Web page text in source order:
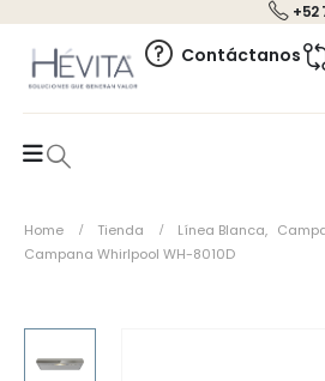
+52
Contáctanos
Home Tienda Línea Blanca,
Campana Whirlpool WH-8010D